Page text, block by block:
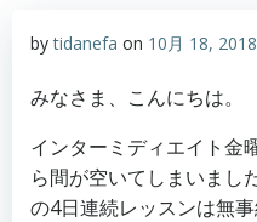
bytidanefa on 10月 18, 2018
みなさま、こんにちは。
インターミディエイト金
ら間が空いてしまいまし
の4日連続レッスンは無